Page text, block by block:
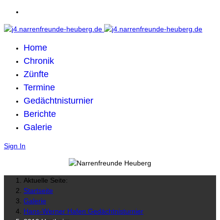
Home
Chronik
Zünfte
Termine
Gedächtnisturnier
Berichte
Galerie
Sign In
Aktuelle Seite:
Startseite
Galerie
Hans-Werner Hafen Gedächtnisturnier